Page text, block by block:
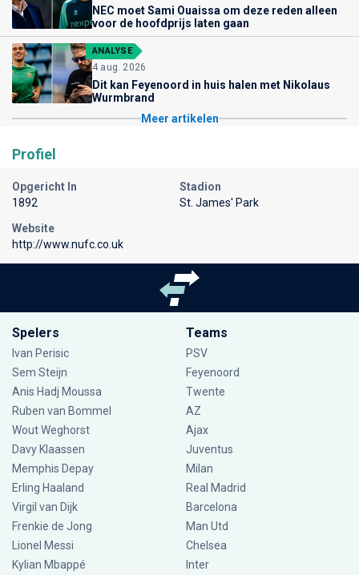
NEC moet Sami Ouaissa om deze reden alleen
voor de hoofdprijs laten gaan
ANALYSE
4 aug. 2026
Dit kan Feyenoord in huis halen met Nikolaus
Wurmbrand
Meer artikelen
Profiel
Opgericht In
1892
Stadion
St. James' Park
Website
http://www.nufc.co.uk
Spelers
Ivan Perisic
Sem Steijn
Anis Hadj Moussa
Ruben van Bommel
Wout Weghorst
Davy Klaassen
Memphis Depay
Erling Haaland
Virgil van Dijk
Frenkie de Jong
Lionel Messi
Kylian Mbappé
Teams
PSV
Feyenoord
Twente
AZ
Ajax
Juventus
Milan
Real Madrid
Barcelona
Man Utd
Chelsea
Inter